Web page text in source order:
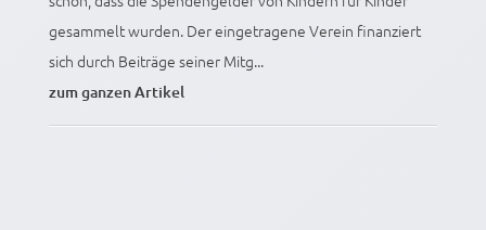
gesammelt wurden. Der eingetragene Verein finanziert
sich durch Beiträge seiner Mitg...
zum ganzen Artikel